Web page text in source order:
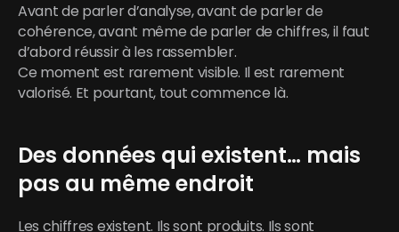
Avant de parler d’analyse, avant de parler de
cohérence, avant même de parler de chiffres, il faut
d’abord réussir à les rassembler.
Ce moment est rarement visible. Il est rarement
valorisé. Et pourtant, tout commence là.
Des données qui existent… mais
pas au même endroit
Les chiffres existent. Ils sont produits. Ils sont